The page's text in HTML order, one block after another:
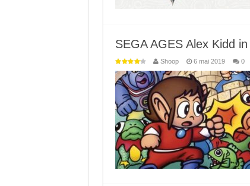
SEGA AGES Alex Kidd
Shoop 6 mai 2019 0